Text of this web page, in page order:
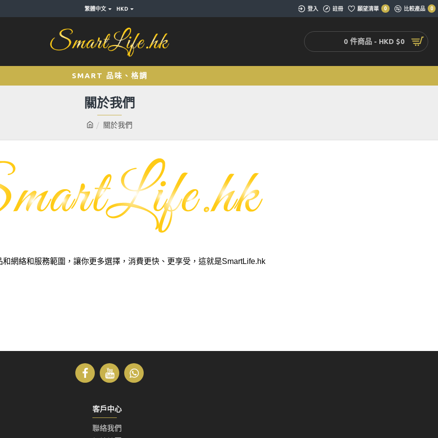
繁體中文 HKD 登入 註冊 願望清單 0 比較產品 0
0 件商品 - HKD $0
SMART 品味、格調
關於我們
關於我們
網絡和服務範圍，讓你更多選擇，消費更快、更享受，這就是SmartLife.hk
客戶中心
聯絡我們